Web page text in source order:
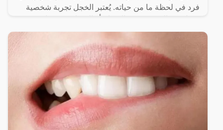
فرد في لحظة ما من حياته. يُعتبر الخجل تجربة شخصية